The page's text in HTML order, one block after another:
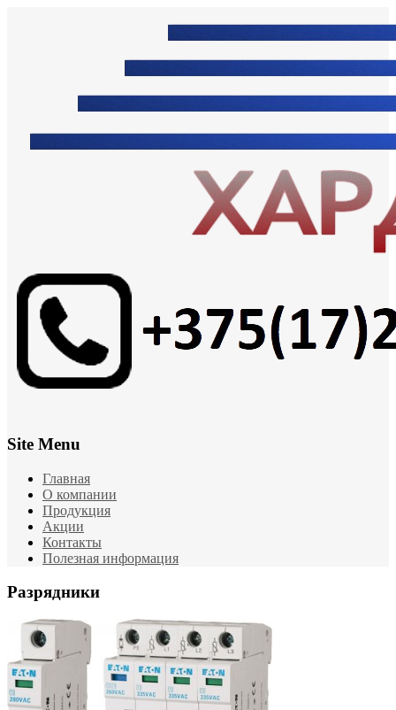
Site Menu
Главная
О компании
Продукция
Акции
Контакты
Полезная информация
Разрядники